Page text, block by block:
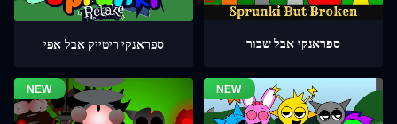
ספראנקי ריטייק אבל אפי ספראנקי אבל שבור